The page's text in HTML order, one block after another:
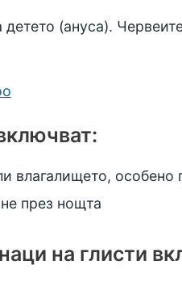
(ануса).
влагалището, особено
през нощта
на глисти